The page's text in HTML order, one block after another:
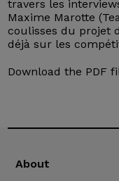
travers les
Maxime Marotte
coulisses du projet
déjà sur les
Download the PDF
About